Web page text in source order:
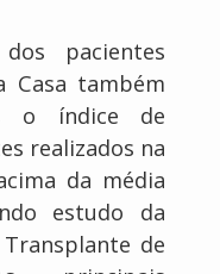
pacientes
Casa também
o índice de
realizados na
da média
estudo da
de